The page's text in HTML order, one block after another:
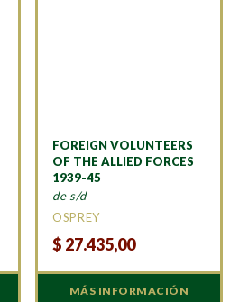
FOREIGN VOLUNTEERS
OF THE ALLIED FORCES
1939-45
de s/d
OSPREY
$ 27.435,00
MÁS INFORMACIÓN